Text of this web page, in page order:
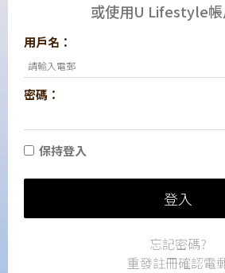
或使用U Lifestyle帳
用戶名：
密碼：
保持登入
登入
忘記密碼?
重發註冊確認電